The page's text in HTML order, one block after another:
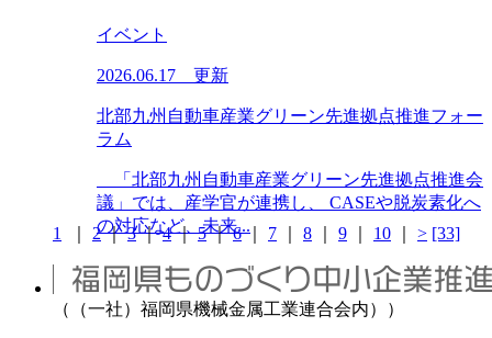
イベント
2026.06.17 更新
北部九州自動車産業グリーン先進拠点推進フォー
ラム
「北部九州自動車産業グリーン先進拠点推進会
議」では、産学官が連携し、 CASEや脱炭素化へ
の対応など、未来...
1 2｜3｜4｜5｜6｜ 7 8 9 10 > [33]
（（一社）福岡県機械金属工業連合会内））